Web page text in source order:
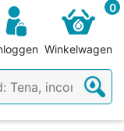
0
Winkelwagen